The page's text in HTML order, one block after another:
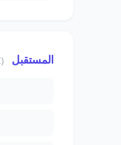
المستقبل (Futur I)